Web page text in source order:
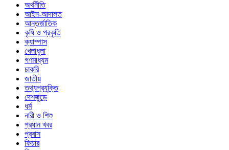
অর্থনীতি
আইন-আদালত
আন্তর্জাতিক
কৃষি ও প্রকৃতি
ক্যাম্পাস
খেলাধুলা
গণমাধ্যম
চাকরি
জাতীয়
তথ্যপ্রযুক্তি
দেশজুড়ে
ধর্ম
নারী ও শিশু
প্রধান খবর
প্রবাস
ফিচার